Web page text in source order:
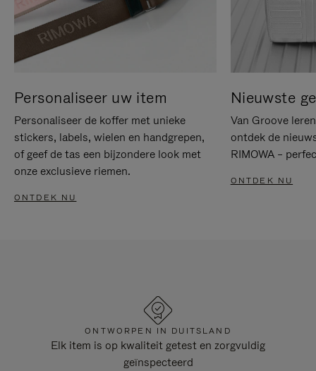
Personaliseer uw item
Personaliseer de koffer met unieke
stickers, labels, wielen en handgrepen,
of geef de tas een bijzondere look met
onze exclusieve riemen.
ONTDEK NU
Nieuwste
Van Groove
ontdek de
RIMOWA –
ONTDEK NU
ONTWORPEN IN DUITSLAND
Elk item is op kwaliteit getest en zorgvuldig
geïnspecteerd